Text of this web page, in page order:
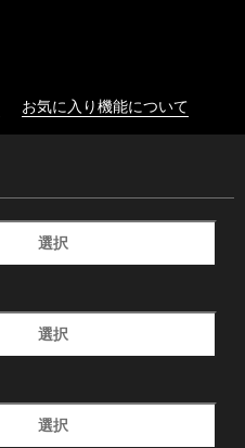
お気に入り機能について
選択
選択
選択